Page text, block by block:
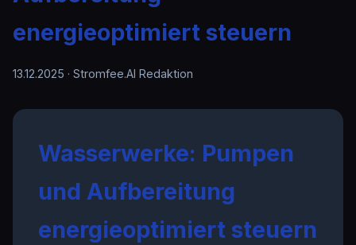
energieoptimiert steuern
13.12.2025 · Stromfee.AI Redaktion
Wasserwerke: Pumpen
und Aufbereitung
energieoptimiert steuern